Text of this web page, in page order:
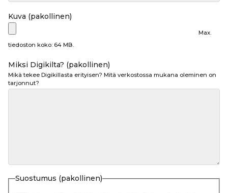
Kuva (pakollinen)
Max.
tiedoston koko: 64 MB.
Miksi Digikilta? (pakollinen)
Mikä tekee Digikillasta erityisen? Mitä verkostossa mukana oleminen on
tarjonnut?
Suostumus (pakollinen)